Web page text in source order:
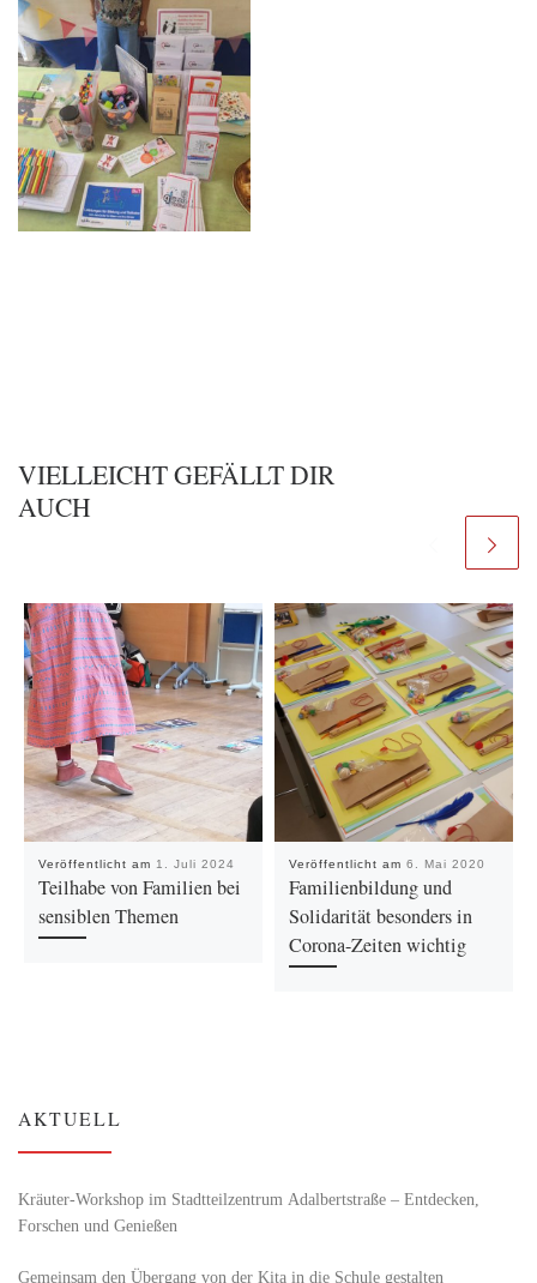
VIELLEICHT GEFÄLLT DIR
AUCH
Veröffentlicht am 1. Juli 2024
Teilhabe von Familien bei
sensiblen Themen
Veröffentlicht am 6. Mai 2020
Familienbildung und
Solidarität besonders in
Corona-Zeiten wichtig
AKTUELL
Kräuter-Workshop im Stadtteilzentrum Adalbertstraße – Entdecken,
Forschen und Genießen
Gemeinsam den Übergang von der Kita in die Schule gestalten